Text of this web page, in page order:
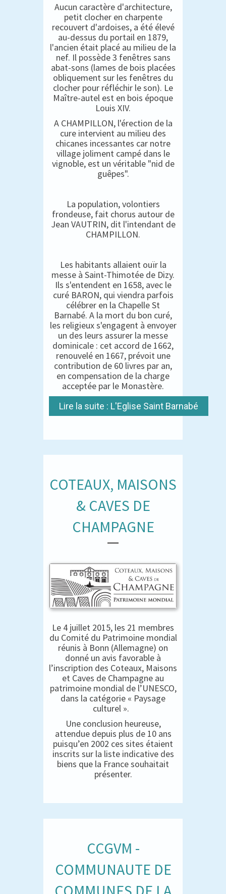
Aucun caractère d'architecture,
petit clocher en charpente
recouvert d'ardoises, a été élevé
au-dessus du portail en 1879,
l'ancien était placé au milieu de la
nef. Il possède 3 fenêtres sans
abat-sons (lames de bois placées
obliquement sur les fenêtres du
clocher pour réfléchir le son). Le
Maître-autel est en bois époque
Louis XIV.
A CHAMPILLON, l'érection de la
cure intervient au milieu des
chicanes incessantes car notre
village joliment campé dans le
vignoble, est un véritable "nid de
guêpes".
La population, volontiers
frondeuse, fait chorus autour de
Jean VAUTRIN, dit l'intendant de
CHAMPILLON.
Les habitants allaient ouïr la
messe à Saint-Thimotée de Dizy.
Ils s'entendent en 1658, avec le
curé BARON, qui viendra parfois
célébrer en la Chapelle St
Barnabé. A la mort du bon curé,
les religieux s'engagent à envoyer
un des leurs assurer la messe
dominicale : cet accord de 1662,
renouvelé en 1667, prévoit une
contribution de 60 livres par an,
en compensation de la charge
acceptée par le Monastère.
Lire la suite : L'Eglise Saint Barnabé
COTEAUX, MAISONS
& CAVES DE
CHAMPAGNE
Le 4 juillet 2015, les 21 membres
du Comité du Patrimoine mondial
réunis à Bonn (Allemagne) on
donné un avis favorable à
l’inscription des Coteaux, Maisons
et Caves de Champagne au
patrimoine mondial de l’UNESCO,
dans la catégorie « Paysage
culturel ».
Une conclusion heureuse,
attendue depuis plus de 10 ans
puisqu’en 2002 ces sites étaient
inscrits sur la liste indicative des
biens que la France souhaitait
présenter.
CCGVM -
COMMUNAUTE DE